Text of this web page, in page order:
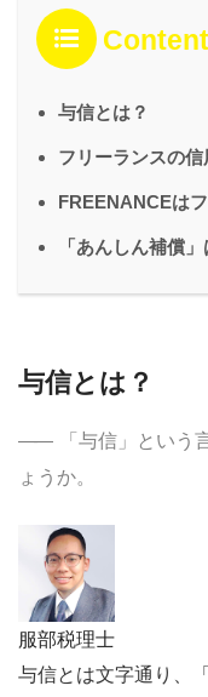
与信とは？
フリーランスの信
FREENANCEは
「あんしん補償
与信とは？
「与信」という
ょうか。
服部税理士
与信とは文字通り、「